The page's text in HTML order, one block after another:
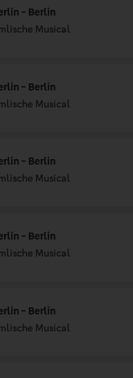
- Berlin
Musical
- Berlin
Musical
- Berlin
Musical
- Berlin
Musical
- Berlin
Musical